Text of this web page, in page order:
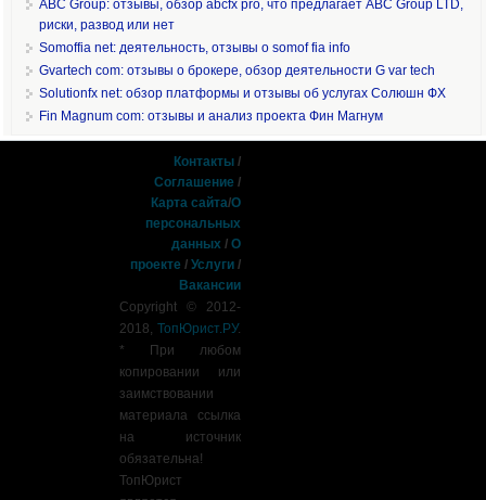
ABC Group: отзывы, обзор abcfx pro, что предлагает ABC Group LTD,
риски, развод или нет
Somoffia net: деятельность, отзывы о somof fia info
Gvartech com: отзывы о брокере, обзор деятельности G var tech
Solutionfx net: обзор платформы и отзывы об услугах Солюшн ФХ
Fin Magnum com: отзывы и анализ проекта Фин Магнум
Контакты /
Соглашение /
Карта сайта/О
персональных
данных /О
проекте /Услуги /
Вакансии
Copyright © 2012-
2018,ТопЮрист.РУ.
* При любом
копировании или
заимствовании
материала ссылка
на источник
обязательна!
ТопЮрист